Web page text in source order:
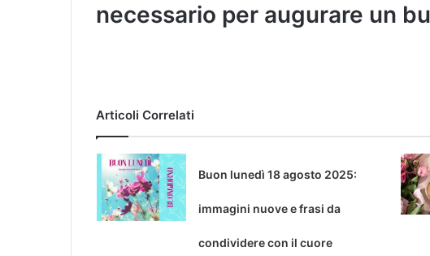
necessario per augurare un
Articoli Correlati
Buon lunedì 18 agosto 2025:
immagini nuove e frasi da
condividere con il cuore